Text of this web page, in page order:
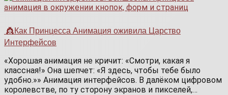
👸Как Принцесса Анимация оживила Царство
Интерфейсов
«Хорошая анимация не кричит: «Смотри, какая я
классная!» Она шепчет: «Я здесь, чтобы тебе было
удобно.»» Анимация интерфейсов. В далёком цифровом
королевстве, по ту сторону экранов и пикселей,…